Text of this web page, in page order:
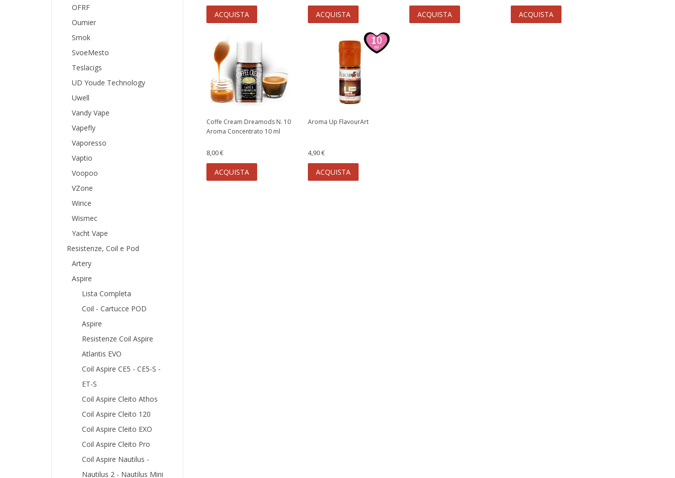
OFRF
Oumier
Smok
SvoeMesto
Teslacigs
UD Youde Technology
Uwell
Vandy Vape
Vapefly
Vaporesso
Vaptio
Voopoo
VZone
Wirice
Wismec
Yacht Vape
Resistenze, Coil e Pod
Artery
Aspire
Lista Completa
Coil - Cartucce POD
Aspire
Resistenze Coil Aspire
Atlantis EVO
Coil Aspire CE5 - CE5-S -
ET-S
Coil Aspire Cleito Athos
Coil Aspire Cleito 120
Coil Aspire Cleito EXO
Coil Aspire Cleito Pro
Coil Aspire Nautilus -
Nautilus 2 - Nautilus Mini
ACQUISTA ACQUISTA ACQUISTA ACQUISTA
Coffe Cream Dreamods N. 10
Aroma Concentrato 10 ml
8,00 €
ACQUISTA
Aroma Up FlavourArt
4,90 €
ACQUISTA